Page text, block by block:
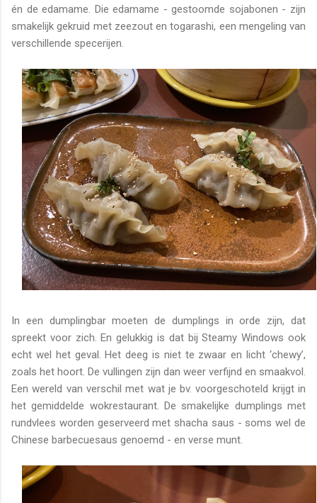
én de edamame. Die edamame - gestoomde sojabonen - zijn
smakelijk gekruid met zeezout en togarashi, een mengeling van
verschillende specerijen.
In een dumplingbar moeten de dumplings in orde zijn, dat
spreekt voor zich. En gelukkig is dat bij Steamy Windows ook
echt wel het geval. Het deeg is niet te zwaar en licht ‘chewy’,
zoals het hoort. De vullingen zijn dan weer verfijnd en smaakvol.
Een wereld van verschil met wat je bv. voorgeschoteld krijgt in
het gemiddelde wokrestaurant. De smakelijke dumplings met
rundvlees worden geserveerd met shacha saus - soms wel de
Chinese barbecuesaus genoemd - en verse munt.